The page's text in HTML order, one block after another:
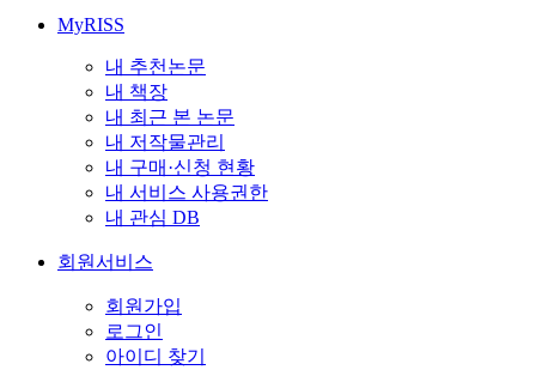
MyRISS
내 추천논문
내 책장
내 최근 본 논문
내 저작물관리
내 구매·신청 현황
내 서비스 사용권한
내 관심 DB
회원서비스
회원가입
로그인
아이디 찾기